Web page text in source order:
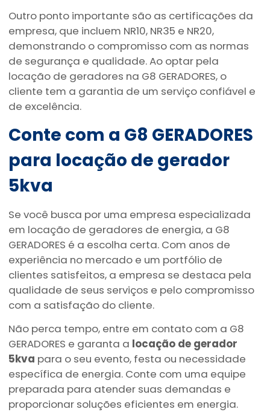
Outro ponto importante são as certificações da
empresa, que incluem NR10, NR35 e NR20,
demonstrando o compromisso com as normas
de segurança e qualidade. Ao optar pela
locação de geradores na G8 GERADORES, o
cliente tem a garantia de um serviço confiável e
de excelência.
Conte com a G8 GERADORES
para locação de gerador
5kva
Se você busca por uma empresa especializada
em locação de geradores de energia, a G8
GERADORES é a escolha certa. Com anos de
experiência no mercado e um portfólio de
clientes satisfeitos, a empresa se destaca pela
qualidade de seus serviços e pelo compromisso
com a satisfação do cliente.
Não perca tempo, entre em contato com a G8
GERADORES e garanta a locação de gerador
5kva para o seu evento, festa ou necessidade
específica de energia. Conte com uma equipe
preparada para atender suas demandas e
proporcionar soluções eficientes em energia.